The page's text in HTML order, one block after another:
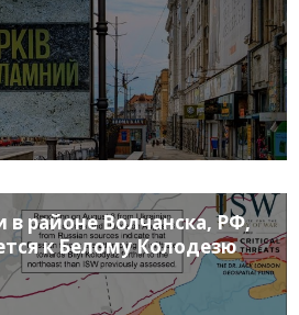
в районе Волчанска, РФ,
к Белому Колодезю